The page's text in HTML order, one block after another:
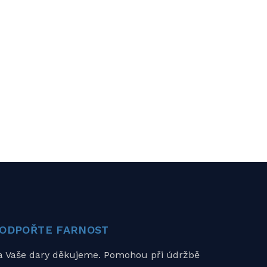
FARNOST
Vaše dary děkujeme. Pomohou při údržbě